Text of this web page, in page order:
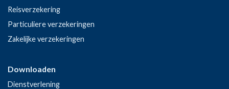
Reisverzekering
Particuliere verzekeringen
Zakelijke verzekeringen
Downloaden
Dienstverlening